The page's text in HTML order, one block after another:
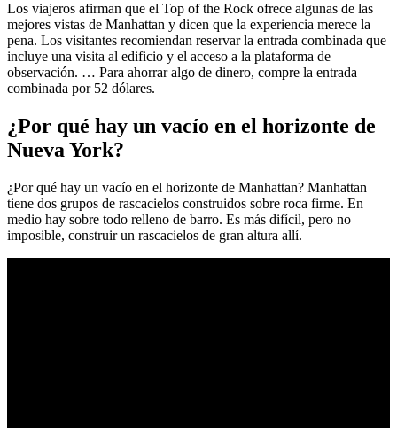
Los viajeros afirman que el Top of the Rock ofrece algunas de las
mejores vistas de Manhattan y dicen que la experiencia merece la
pena. Los visitantes recomiendan reservar la entrada combinada que
incluye una visita al edificio y el acceso a la plataforma de
observación. … Para ahorrar algo de dinero, compre la entrada
combinada por 52 dólares.
¿Por qué hay un vacío en el horizonte de
Nueva York?
¿Por qué hay un vacío en el horizonte de Manhattan? Manhattan
tiene dos grupos de rascacielos construidos sobre roca firme. En
medio hay sobre todo relleno de barro. Es más difícil, pero no
imposible, construir un rascacielos de gran altura allí.